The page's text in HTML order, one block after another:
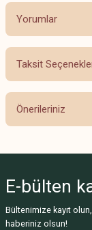
Yorumlar
Taksit
Önerileriniz
Görüş ve
Ürün resmi
E-bülten
Bültenimize kayıt
haberiniz olsun!